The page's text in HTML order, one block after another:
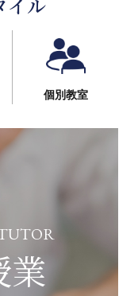
イル
個別教室
業